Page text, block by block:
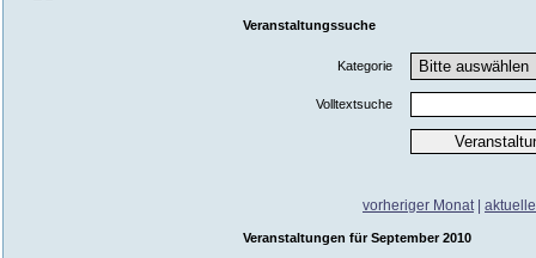
Veranstaltungssuche
Kategorie
Volltextsuche
vorheriger Monat|
Veranstaltungen für September 2010